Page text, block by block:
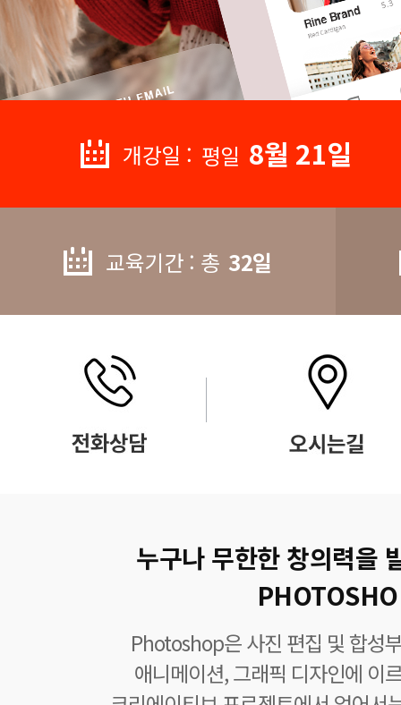
개강일 : 평일 8월 21일
교육기간 : 총 32일
누구나 무한한 창의력을
Photoshop은 사진 편집 및 합성
애니메이션, 그래픽 디자인에 이